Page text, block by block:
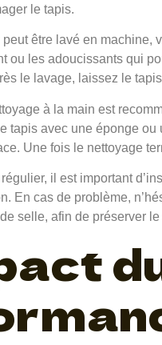
le tapis.
être lavé en machine,
ou les adoucissants qui
le lavage, laissez le
à la main est
tapis avec une éponge
Une fois le nettoyage
il est important
En cas de problème,
selle, afin de préserver